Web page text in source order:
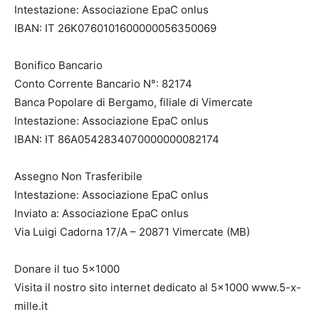
Intestazione: Associazione EpaC onlus
IBAN: IT 26K0760101600000056350069
Bonifico Bancario
Conto Corrente Bancario N°: 82174
Banca Popolare di Bergamo, filiale di Vimercate
Intestazione: Associazione EpaC onlus
IBAN: IT 86A0542834070000000082174
Assegno Non Trasferibile
Intestazione: Associazione EpaC onlus
Inviato a: Associazione EpaC onlus
Via Luigi Cadorna 17/A – 20871 Vimercate (MB)
Donare il tuo 5×1000
Visita il nostro sito internet dedicato al 5×1000 www.5-x-
mille.it